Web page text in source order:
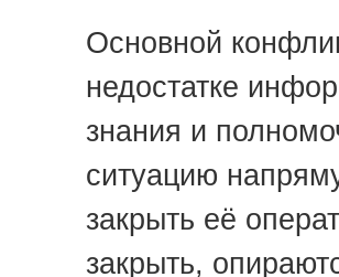
Основной
недостатке
знания и
ситуацию
закрыть её
закрыть,